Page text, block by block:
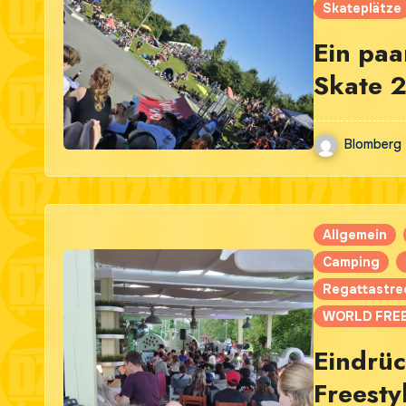
Skateplätze
Ein
Skate
Blomberg
Allgemein
Camping
WORLD